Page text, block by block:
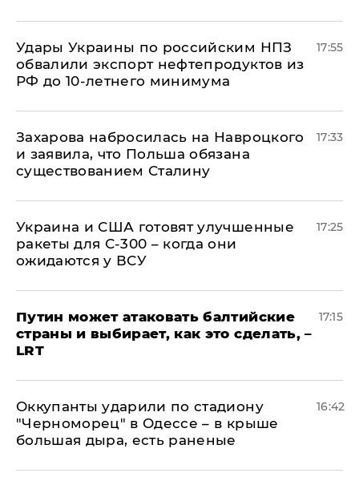
Удары Украины по российским НПЗ
обвалили экспорт нефтепродуктов из
РФ до 10-летнего минимума
17:55
​Захарова набросилась на Навроцкого
и заявила, что Польша обязана
существованием Сталину
17:33
Украина и США готовят улучшенные
ракеты для С-300 – когда они
ожидаются у ВСУ
17:25
Путин может атаковать балтийские
страны и выбирает, как это сделать, –
LRT
17:15
Оккупанты ударили по стадиону
"Черноморец" в Одессе – в крыше
большая дыра, есть раненые
16:42